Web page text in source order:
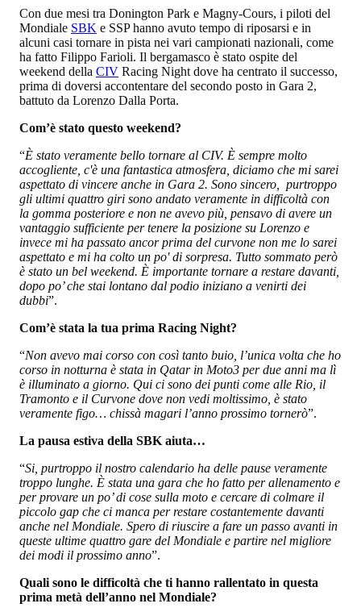
Con due mesi tra Donington Park e Magny-Cours, i piloti del
Mondiale SBK e SSP hanno avuto tempo di riposarsi e in
alcuni casi tornare in pista nei vari campionati nazionali, come
ha fatto Filippo Farioli. Il bergamasco è stato ospite del
weekend della CIV Racing Night dove ha centrato il successo,
prima di doversi accontentare del secondo posto in Gara 2,
battuto da Lorenzo Dalla Porta.
Com’è stato questo weekend?
“È stato veramente bello tornare al CIV. È sempre molto
accogliente, c'è una fantastica atmosfera, diciamo che mi sarei
aspettato di vincere anche in Gara 2. Sono sincero, purtroppo
gli ultimi quattro giri sono andato veramente in difficoltà con
la gomma posteriore e non ne avevo più, pensavo di avere un
vantaggio sufficiente per tenere la posizione su Lorenzo e
invece mi ha passato ancor prima del curvone non me lo sarei
aspettato e mi ha colto un po' di sorpresa. Tutto sommato però
è stato un bel weekend. È importante tornare a restare davanti,
dopo po’ che stai lontano dal podio iniziano a venirti dei
dubbi”.
Com’è stata la tua prima Racing Night?
“Non avevo mai corso con così tanto buio, l’unica volta che ho
corso in notturna è stata in Qatar in Moto3 per due anni ma lì
è illuminato a giorno. Qui ci sono dei punti come alle Rio, il
Tramonto e il Curvone dove non vedi moltissimo, è stato
veramente figo… chissà magari l’anno prossimo tornerò”.
La pausa estiva della SBK aiuta…
“Si, purtroppo il nostro calendario ha delle pause veramente
troppo lunghe. È stata una gara che ho fatto per allenamento e
per provare un po’ di cose sulla moto e cercare di colmare il
piccolo gap che ci manca per restare costantemente davanti
anche nel Mondiale. Spero di riuscire a fare un passo avanti in
queste ultime quattro gare del Mondiale e partire nel migliore
dei modi il prossimo anno”.
Quali sono le difficoltà che ti hanno rallentato in questa
prima metà dell’anno nel Mondiale?